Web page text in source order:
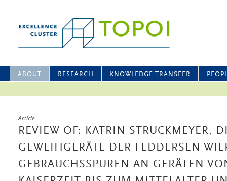
ABOUT RESEARCH KNOWLEDGE TRANSFER
Article
REVIEW OF: KATRIN STRUCKMEYER,
GEWEIHGERÄTE DER FEDDERSEN
GEBRAUCHSSPUREN AN GERÄTEN